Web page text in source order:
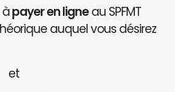
payer en ligneau SPFMT
auquel vous désirez